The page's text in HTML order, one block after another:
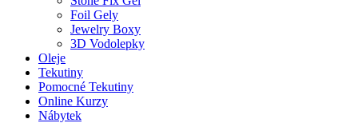
Foil Gely
Jewelry Boxy
3D Vodolepky
Oleje
Tekutiny
Pomocné Tekutiny
Online Kurzy
Nábytek